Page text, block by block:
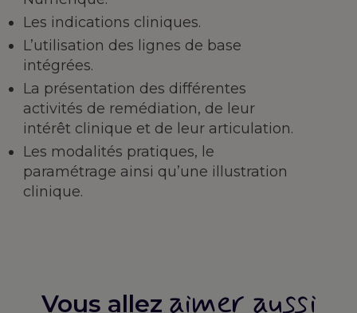
Les indications cliniques.
L’utilisation des lignes de base
intégrées.
La présentation des différentes
activités de remédiation, de leur
intérêt clinique et de leur articulation.
Les modalités pratiques, le
paramétrage ainsi qu’une illustration
clinique.
Vous allez aimer aussi